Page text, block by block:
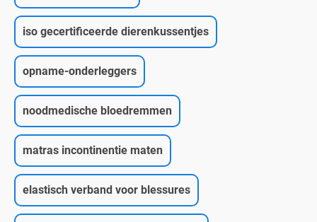
iso gecertificeerde dierenkussentjes
opname-onderleggers
noodmedische bloedremmen
matras incontinentie maten
elastisch verband voor blessures